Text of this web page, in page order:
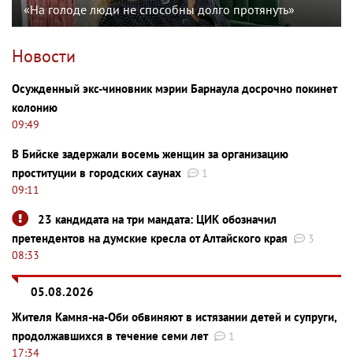
«На голоде люди не способны долго протянуть»
Новости
Осужденный экс-чиновник мэрии Барнаула досрочно покинет
колонию
09:49
В Бийске задержали восемь женщин за организацию
проституции в городских саунах
1
09:11
23 кандидата на три мандата: ЦИК обозначил
претендентов на думские кресла от Алтайского края
3
08:33
05.08.2026
Жителя Камня-на-Оби обвиняют в истязании детей и супруги,
продолжавшихся в течение семи лет
1
17:34